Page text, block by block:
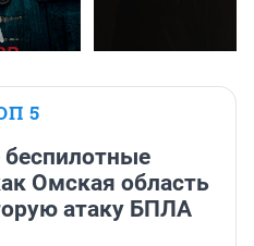
5
Омская область
атаку БПЛА